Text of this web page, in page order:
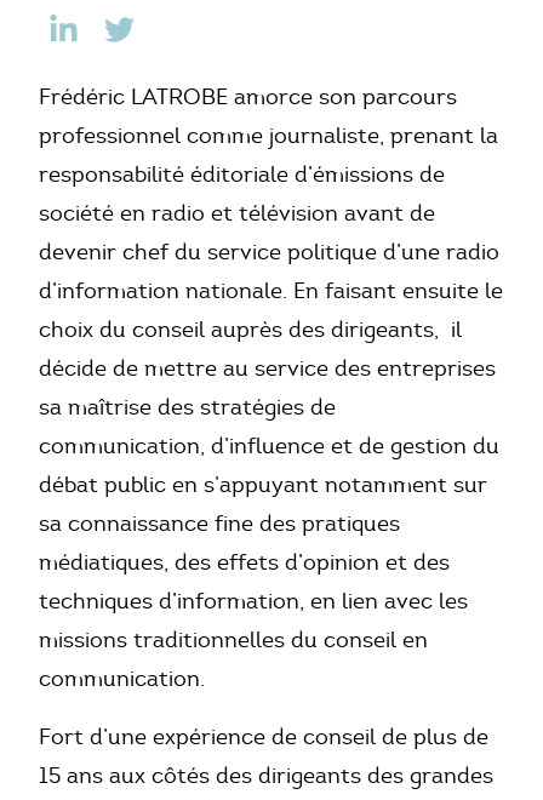
Études
WeTeam
Actualités
Nous écrire
+33 1 40 07 98 71
Frédéric LATROBE amorce son parcours
professionnel comme journaliste, prenant la
responsabilité éditoriale d’émissions de
société en radio et télévision avant de
devenir chef du service politique d’une radio
d’information nationale. En faisant ensuite le
choix du conseil auprès des dirigeants, il
décide de mettre au service des entreprises
sa maîtrise des stratégies de
communication, d’influence et de gestion du
débat public en s’appuyant notamment sur
sa connaissance fine des pratiques
médiatiques, des effets d’opinion et des
techniques d’information, en lien avec les
missions traditionnelles du conseil en
communication.
Fort d’une expérience de conseil de plus de
15 ans aux côtés des dirigeants des grandes